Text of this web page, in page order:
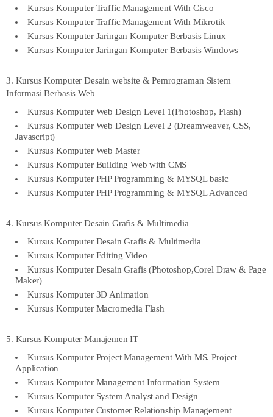
Kursus Komputer Traffic Management With Cisco
Kursus Komputer Traffic Management With Mikrotik
Kursus Komputer Jaringan Komputer Berbasis Linux
Kursus Komputer Jaringan Komputer Berbasis Windows
3. Kursus Komputer Desain website & Pemrograman Sistem
Informasi Berbasis Web
Kursus Komputer Web Design Level 1(Photoshop, Flash)
Kursus Komputer Web Design Level 2 (Dreamweaver, CSS,
Javascript)
Kursus Komputer Web Master
Kursus Komputer Building Web with CMS
Kursus Komputer PHP Programming & MYSQL basic
Kursus Komputer PHP Programming & MYSQL Advanced
4. Kursus Komputer Desain Grafis & Multimedia
Kursus Komputer Desain Grafis & Multimedia
Kursus Komputer Editing Video
Kursus Komputer Desain Grafis (Photoshop,Corel Draw & Page
Maker)
Kursus Komputer 3D Animation
Kursus Komputer Macromedia Flash
5. Kursus Komputer Manajemen IT
Kursus Komputer Project Management With MS. Project
Application
Kursus Komputer Management Information System
Kursus Komputer System Analyst and Design
Kursus Komputer Customer Relationship Management